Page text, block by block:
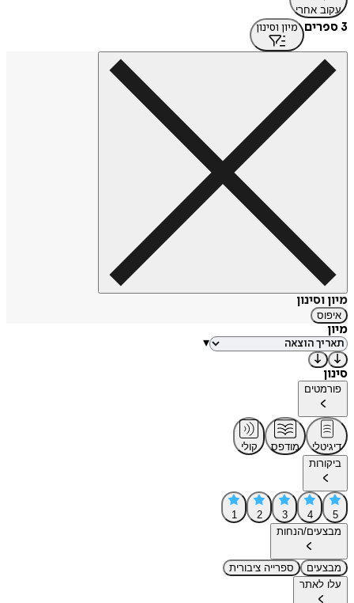
עקוב אחרי
3 ספרים מיון וסינון
מיון וסינון
איפוס
מיון
▾
סינון
פורמטים
דיגיטלי מודפס
קולי
ביקורות
5
4
3
2
1
מבצעים/הנחות
מבצעים
ספרייה ציבורית
עלו לאתר